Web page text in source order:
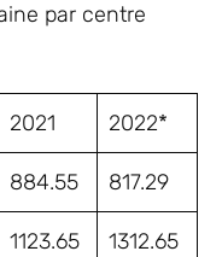
par centre
2021 2022*
884.55 817.29
1123.65 1312.65